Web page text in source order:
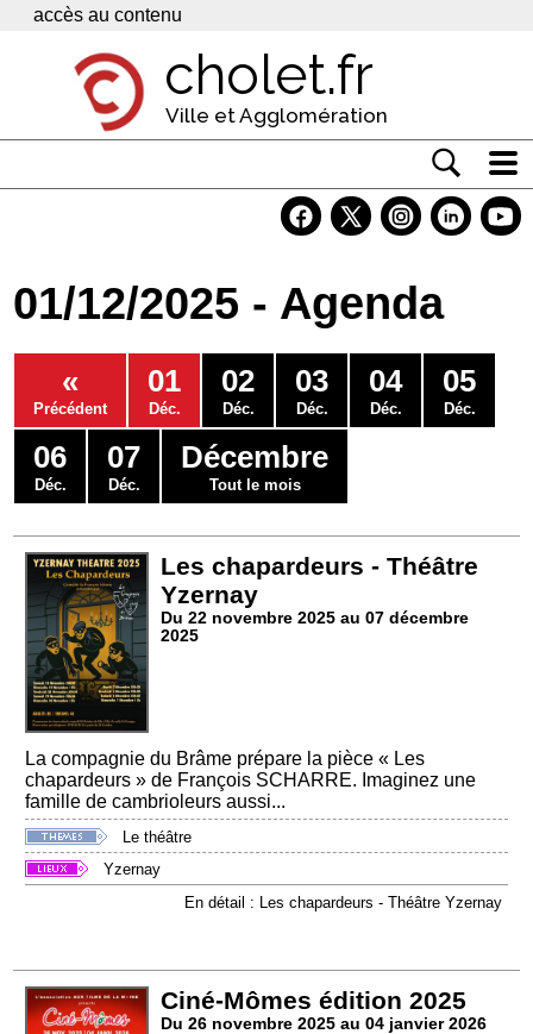
Panneau de gestion des cookies
accès au contenu
cholet.fr
Ville et Agglomération
Economie
Services
Contacts
01/12/2025 - Agenda
«
Précédent
01
Déc.
02
Déc.
03
Déc.
04
Déc.
05
Déc.
06
Déc.
07
Déc.
Décembre
Tout le mois
Les chapardeurs - Théâtre
Yzernay
Du 22 novembre 2025 au 07 décembre
2025
La compagnie du Brâme prépare la pièce « Les
chapardeurs » de François SCHARRE. Imaginez une
famille de cambrioleurs aussi...
Le théâtre
Yzernay
En détail : Les chapardeurs - Théâtre Yzernay
Ciné-Mômes édition 2025
Du 26 novembre 2025 au 04 janvier 2026